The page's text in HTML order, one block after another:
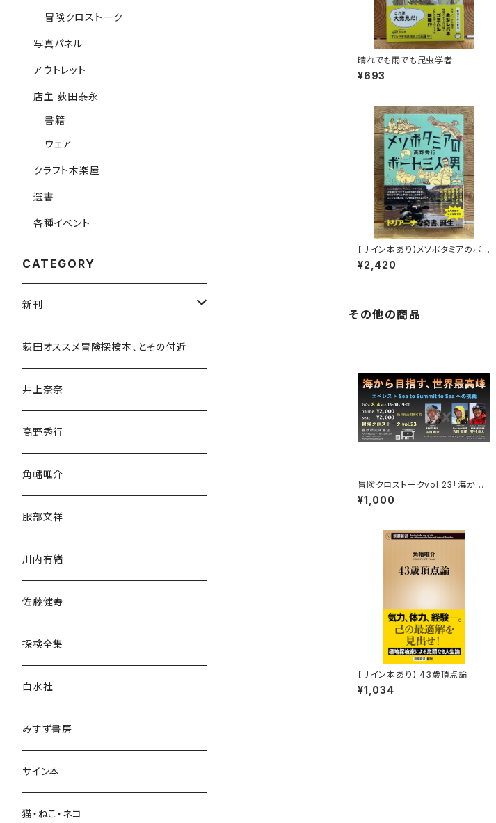
晴れでも雨でも昆虫学者
¥693
【サイン本あり】メソポタミアのボ
ート三人男
¥2,420
その他の商品
冒険クロストークvol.23「海から
目指す、世界最高峰」録画視聴権
¥1,000
【サイン本あり】 43歳頂点論
¥1,034
冒険クロストーク
写真パネル
アウトレット
店主 荻田泰永
書籍
ウェア
クラフト木楽屋
選書
各種イベント
CATEGORY
新刊
和書
文学・小説・物語
随筆・ノンフィクション・その他
民族・風習
言語・ことば
荻田オススメ冒険探検本、とその付近
井上奈奈
高野秀行
角幡唯介
服部文祥
川内有緒
佐藤健寿
探検全集
白水社
みすず書房
サイン本
猫・ねこ・ネコ